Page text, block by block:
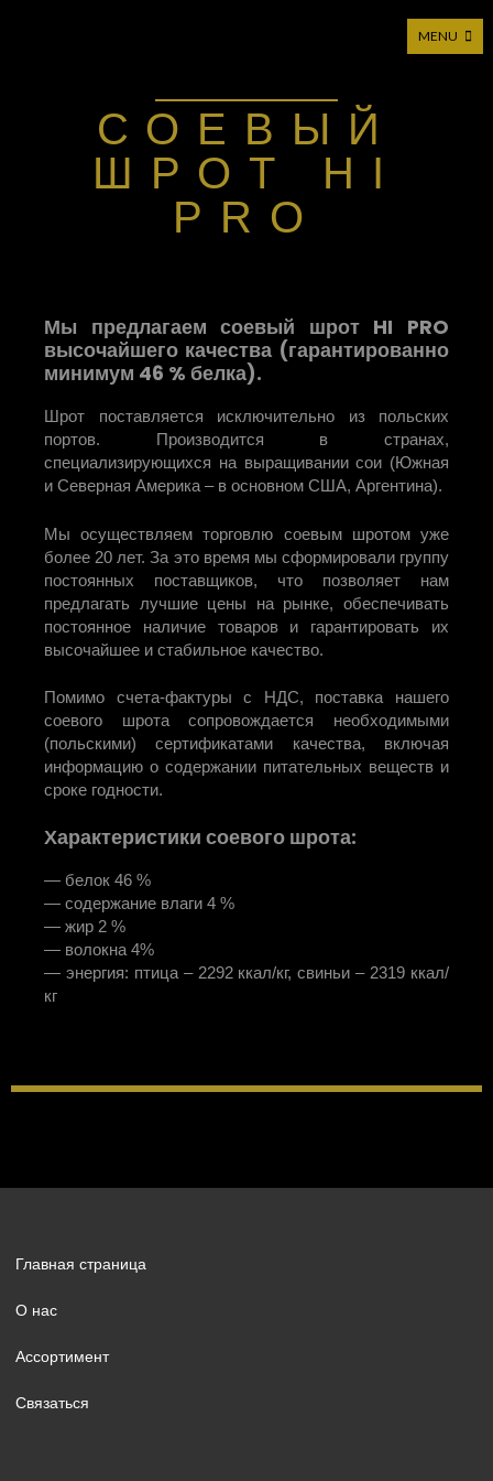
MENU
СОЕВЫЙ
ШРОТ HI
PRO
Мы предлагаем соевый шрот HI PRO
высочайшего качества (гарантированно
минимум 46 % белка).
Шрот поставляется исключительно из польских
портов. Производится в странах,
специализирующихся на выращивании сои (Южная
и Северная Америка – в основном США, Аргентина).
Мы осуществляем торговлю соевым шротом уже
более 20 лет. За это время мы сформировали группу
постоянных поставщиков, что позволяет нам
предлагать лучшие цены на рынке, обеспечивать
постоянное наличие товаров и гарантировать их
высочайшее и стабильное качество.
Помимо счета-фактуры с НДС, поставка нашего
соевого шрота сопровождается необходимыми
(польскими) сертификатами качества, включая
информацию о содержании питательных веществ и
сроке годности.
Характеристики соевого шрота:
— белок 46 %
— содержание влаги 4 %
— жир 2 %
— волокна 4%
— энергия: птица – 2292 ккал/кг, свиньи – 2319 ккал/
кг
Главная страница
О нас
Ассортимент
Связаться